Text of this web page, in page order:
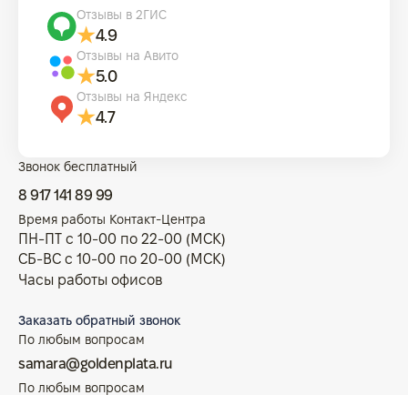
Отзывы в 2ГИС
4.9
Отзывы на Авито
5.0
Отзывы на Яндекс
4.7
Звонок бесплатный
8 917 141 89 99
Время работы Контакт-Центра
ПН-ПТ с 10-00 по 22-00 (МСК)
СБ-ВС с 10-00 по 20-00 (МСК)
Часы работы офисов
Заказать обратный звонок
По любым вопросам
samara@goldenplata.ru
По любым вопросам